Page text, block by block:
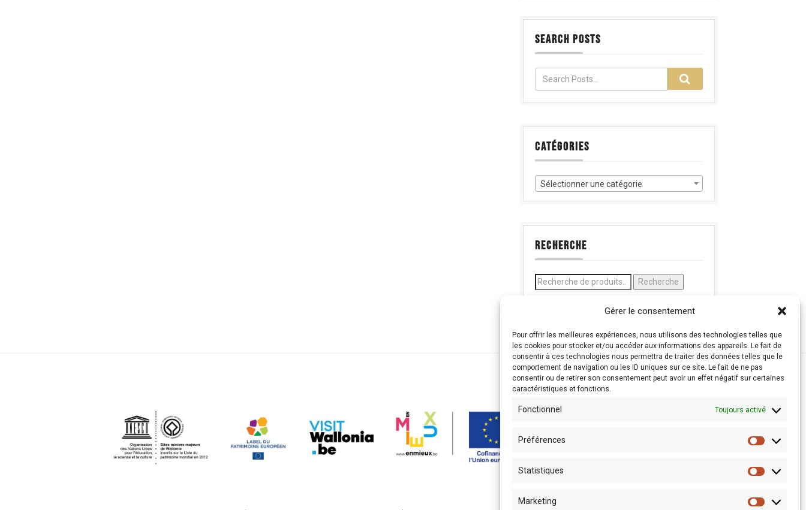
Gérer le consentement
Pour offrir les meilleures expériences, nous utilisons des technologies telles que
les cookies pour stocker et/ou accéder aux informations des appareils. Le fait de
consentir à ces technologies nous permettra de traiter des données telles que le
comportement de navigation ou les ID uniques sur ce site. Le fait de ne pas
consentir ou de retirer son consentement peut avoir un effet négatif sur certaines
caractéristiques et fonctions.
Fonctionnel Toujours activé
Préférences
Statistiques
Marketing
SEARCH POSTS
CATÉGORIES
Sélectionner une catégorie
RECHERCHE
Recherche